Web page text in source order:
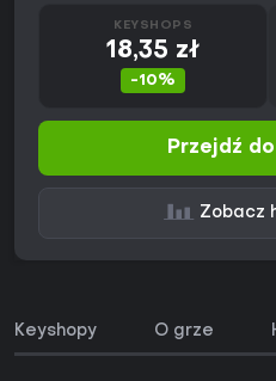
KEYSHOPS
18,35 zł
-10%
Przejdź
Zobacz
Keyshopy O grze